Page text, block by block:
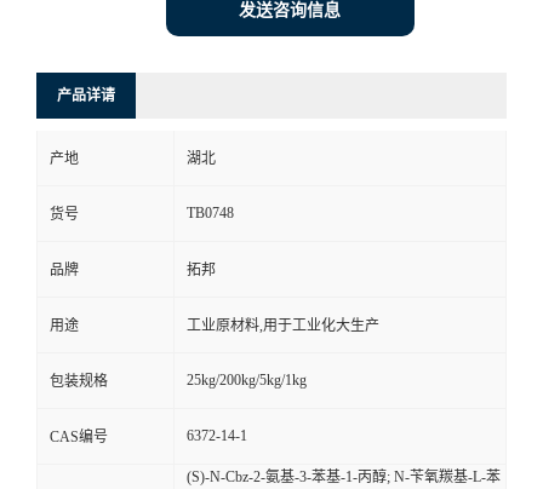
发送咨询信息
产品详请
产地 湖北
货号 TB0748
品牌 拓邦
用途 工业原材料,用于工业化大生产
包装规格 25kg/200kg/5kg/1kg
CAS编号 6372-14-1
(S)-N-Cbz-2-氨基-3-苯基-1-丙醇; N-苄氧羰基-L-苯